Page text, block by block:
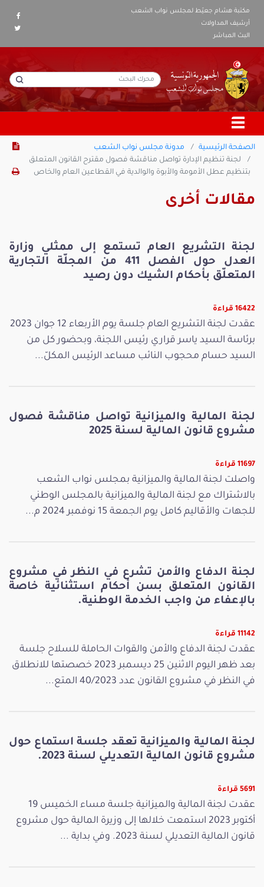
مكتبة هشام جعيّط لمجلس نواب الشعب
أرشيف المداولات
البث المباشر
الصفحة الرئيسية
مدونة مجلس نواب الشعب
لجنة تنظيم الإدارة تواصل مناقشة فصول مقترح القانون المتعلق
بتنظيم عطل الأمومة والأبوة والوالدية في القطاعين العام والخاص
مقالات أخرى
لجنة التشريع العام تستمع إلى ممثلي وزارة
العدل حول الفصل 411 من المجلّة التجارية
المتعلّق بأحكام الشيك دون رصيد
16422 قراءة
عقدت لجنة التشريع العام جلسة يوم الأربعاء 12 جوان 2023
برئاسة السيد ياسر قراري رئيس اللجنة، وبحضور كل من
السيد حسام محجوب النائب مساعد الرئيس المكلّ...
لجنة المالية والميزانية تواصل مناقشة فصول
مشروع قانون المالية لسنة 2025
11697 قراءة
واصلت لجنة المالية والميزانية بمجلس نواب الشعب
بالاشتراك مع لجنة المالية والميزانية بالمجلس الوطني
للجهات والأقاليم كامل يوم الجمعة 15 نوفمبر 2024 م...
لجنة الدفاع والأمن تشرع في النظر في مشروع
القانون المتعلق بسن أحكام استثنائية خاصة
بالإعفاء من واجب الخدمة الوطنية.
11142 قراءة
عقدت لجنة الدفاع والأمن والقوات الحاملة للسلاح جلسة
بعد ظهر اليوم الاثنين 25 ديسمبر 2023 خصصتها للانطلاق
في النظر في مشروع القانون عدد 40/2023 المتع...
لجنة المالية والميزانية تعقد جلسة استماع حول
مشروع قانون المالية التعديلي لسنة 2023.
5691 قراءة
عقدت لجنة المالية والميزانية جلسة مساء الخميس 19
أكتوبر 2023 استمعت خلالها إلى وزيرة المالية حول مشروع
قانون المالية التعديلي لسنة 2023. وفي بداية ...